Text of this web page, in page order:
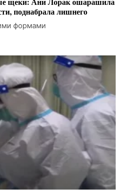
поднабрала лишнего
формами